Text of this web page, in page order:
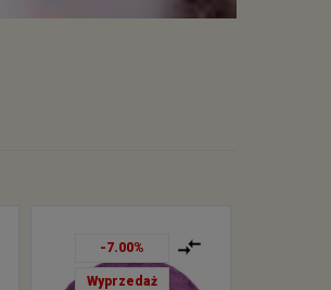
-7.00%
Wyprzedaż